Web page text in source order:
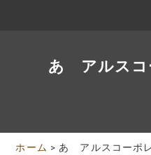
あ アルスコ
ホーム > あ アルスコーポ